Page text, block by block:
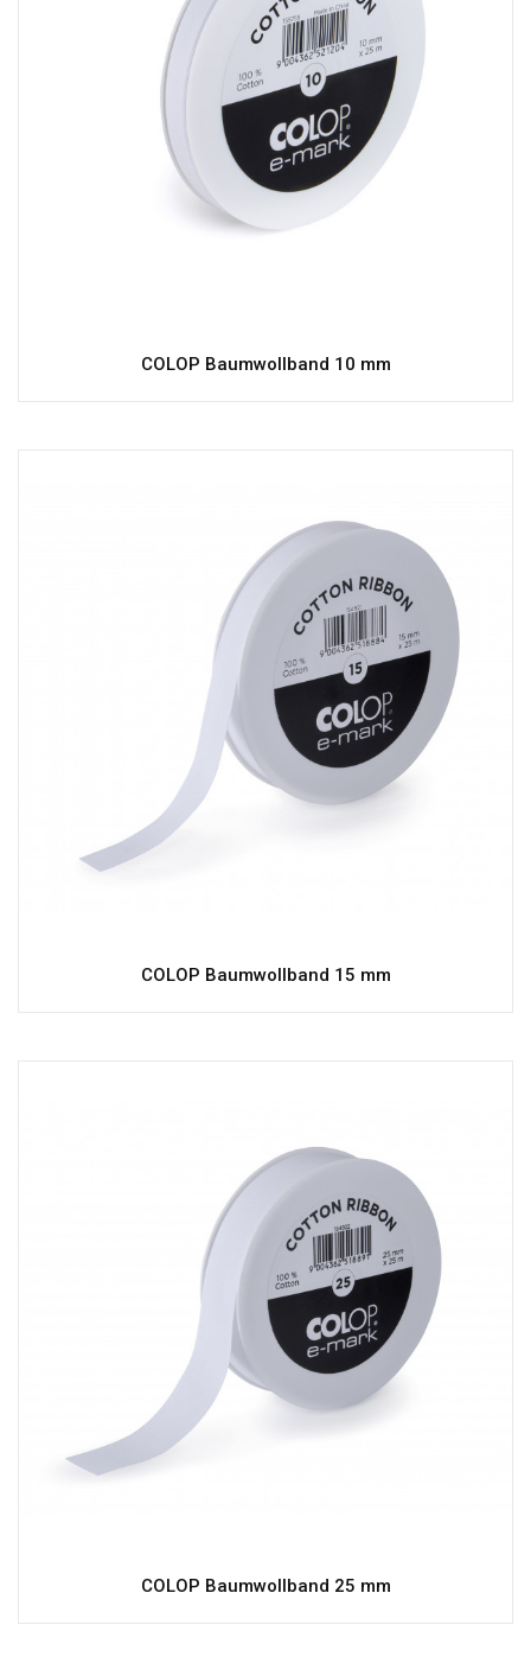
COLOP Baumwollband 10 mm
COLOP Baumwollband 15 mm
COLOP Baumwollband 25 mm